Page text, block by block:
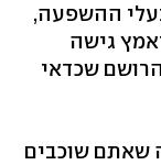
ההשפעה,
גישה
שכדאי
שאתם שוכבים